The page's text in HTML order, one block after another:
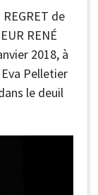
REGRET de
RENÉ
2018, à
Pelletier
le deuil